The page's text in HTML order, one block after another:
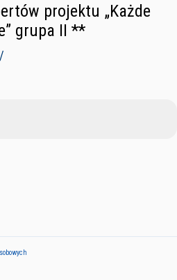
projektu „Każde
grupa II **